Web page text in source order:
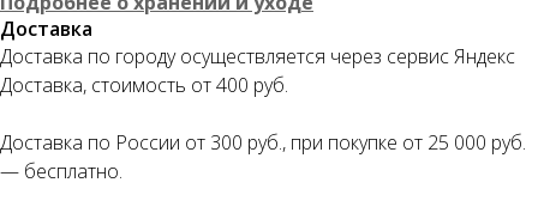
Доставка
Доставка по городу осуществляется через сервис Яндекс
Доставка, стоимость от 400 руб.
Доставка по России от 300 руб., при покупке от 25 000 руб.
— бесплатно.
Оплата частями